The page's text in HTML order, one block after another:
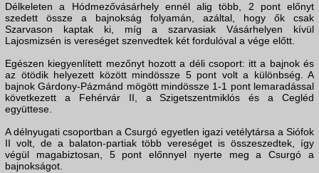
Délkeleten a Hódmezővásárhely ennél alig több, 2 pont előnyt
szedett össze a bajnokság folyamán, azáltal, hogy ők csak
Szarvason kaptak ki, míg a szarvasiak Vásárhelyen kívül
Lajosmizsén is vereséget szenvedtek két fordulóval a vége előtt.
Egészen kiegyenlített mezőnyt hozott a déli csoport: itt a bajnok és
az ötödik helyezett között mindössze 5 pont volt a különbség. A
bajnok Gárdony-Pázmánd mögött mindössze 1-1 pont lemaradással
következett a Fehérvár II, a Szigetszentmiklós és a Cegléd
együttese.
A délnyugati csoportban a Csurgó egyetlen igazi vetélytársa a Siófok
II volt, de a balaton-partiak több vereséget is összeszedtek, így
végül magabiztosan, 5 pont előnnyel nyerte meg a Csurgó a
bajnokságot.